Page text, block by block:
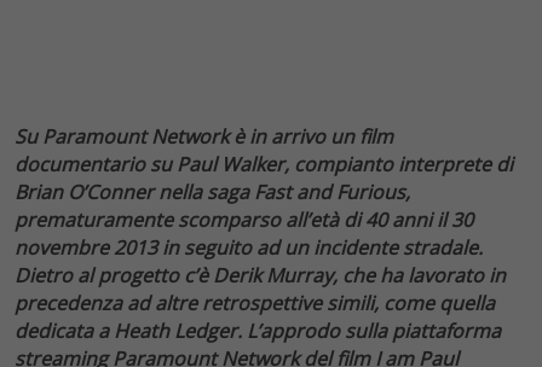
Su Paramount Network è in arrivo un film
documentario su Paul Walker, compianto interprete di
Brian O’Conner nella saga Fast and Furious,
prematuramente scomparso all’età di 40 anni il 30
novembre 2013 in seguito ad un incidente stradale.
Dietro al progetto c’è Derik Murray, che ha lavorato in
precedenza ad altre retrospettive simili, come quella
dedicata a Heath Ledger. L’approdo sulla piattaforma
streaming Paramount Network del film I am Paul